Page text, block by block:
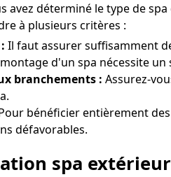
avez déterminé le type de
à plusieurs critères :
Il faut assurer suffisamment
d'un spa nécessite
branchements : Assurez-
bénéficier entièrement
défavorables.
spa extérieur